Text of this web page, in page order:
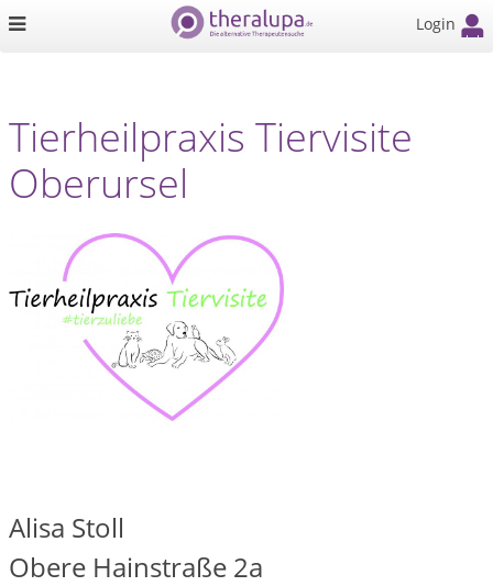
Login
Tierheilpraxis Tiervisite
Oberursel
Alisa Stoll
Obere Hainstraße 2a